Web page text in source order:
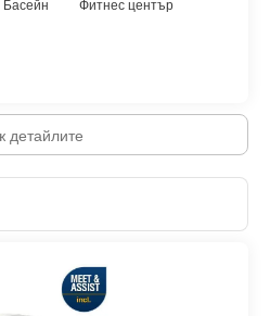
Басейн
Фитнес център
детайлите